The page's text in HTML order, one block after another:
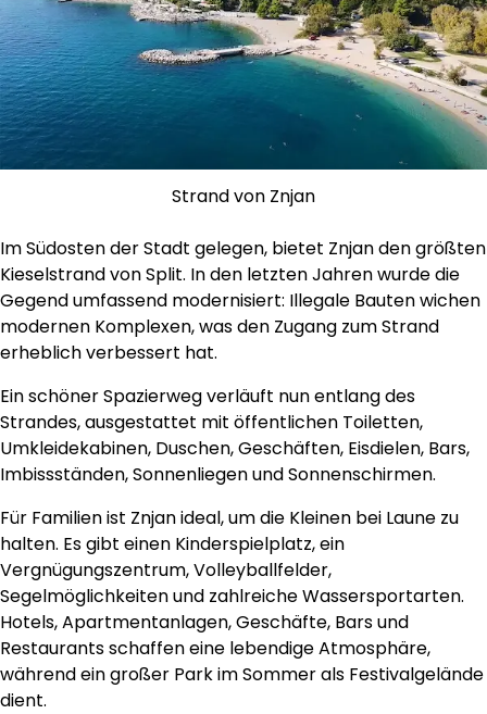
Strand von Znjan
Im Südosten der Stadt gelegen, bietet Znjan den größten
Kieselstrand von Split. In den letzten Jahren wurde die
Gegend umfassend modernisiert: Illegale Bauten wichen
modernen Komplexen, was den Zugang zum Strand
erheblich verbessert hat.
Ein schöner Spazierweg verläuft nun entlang des
Strandes, ausgestattet mit öffentlichen Toiletten,
Umkleidekabinen, Duschen, Geschäften, Eisdielen, Bars,
Imbissständen, Sonnenliegen und Sonnenschirmen.
Für Familien ist Znjan ideal, um die Kleinen bei Laune zu
halten. Es gibt einen Kinderspielplatz, ein
Vergnügungszentrum, Volleyballfelder,
Segelmöglichkeiten und zahlreiche Wassersportarten.
Hotels, Apartmentanlagen, Geschäfte, Bars und
Restaurants schaffen eine lebendige Atmosphäre,
während ein großer Park im Sommer als Festivalgelände
dient.